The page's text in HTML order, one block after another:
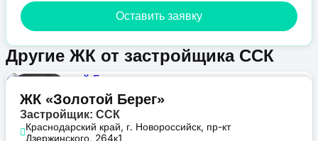
Оставить заявку
Другие ЖК от застройщика ССК
ЖК «Золотой Берег»
Застройщик: ССК
Краснодарский край, г. Новороссийск, пр-кт
Дзержинского, 264к1